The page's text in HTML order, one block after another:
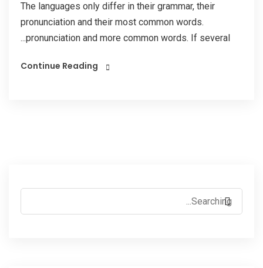
The languages only differ in their grammar, their
pronunciation and their most common words.
pronunciation and more common words. If several...
Continue Reading